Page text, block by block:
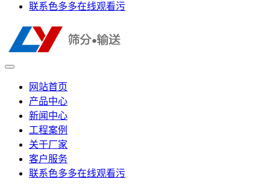
联系色多多在线观看污
网站首页
产品中心
新闻中心
工程案例
关于厂家
客户服务
联系色多多在线观看污